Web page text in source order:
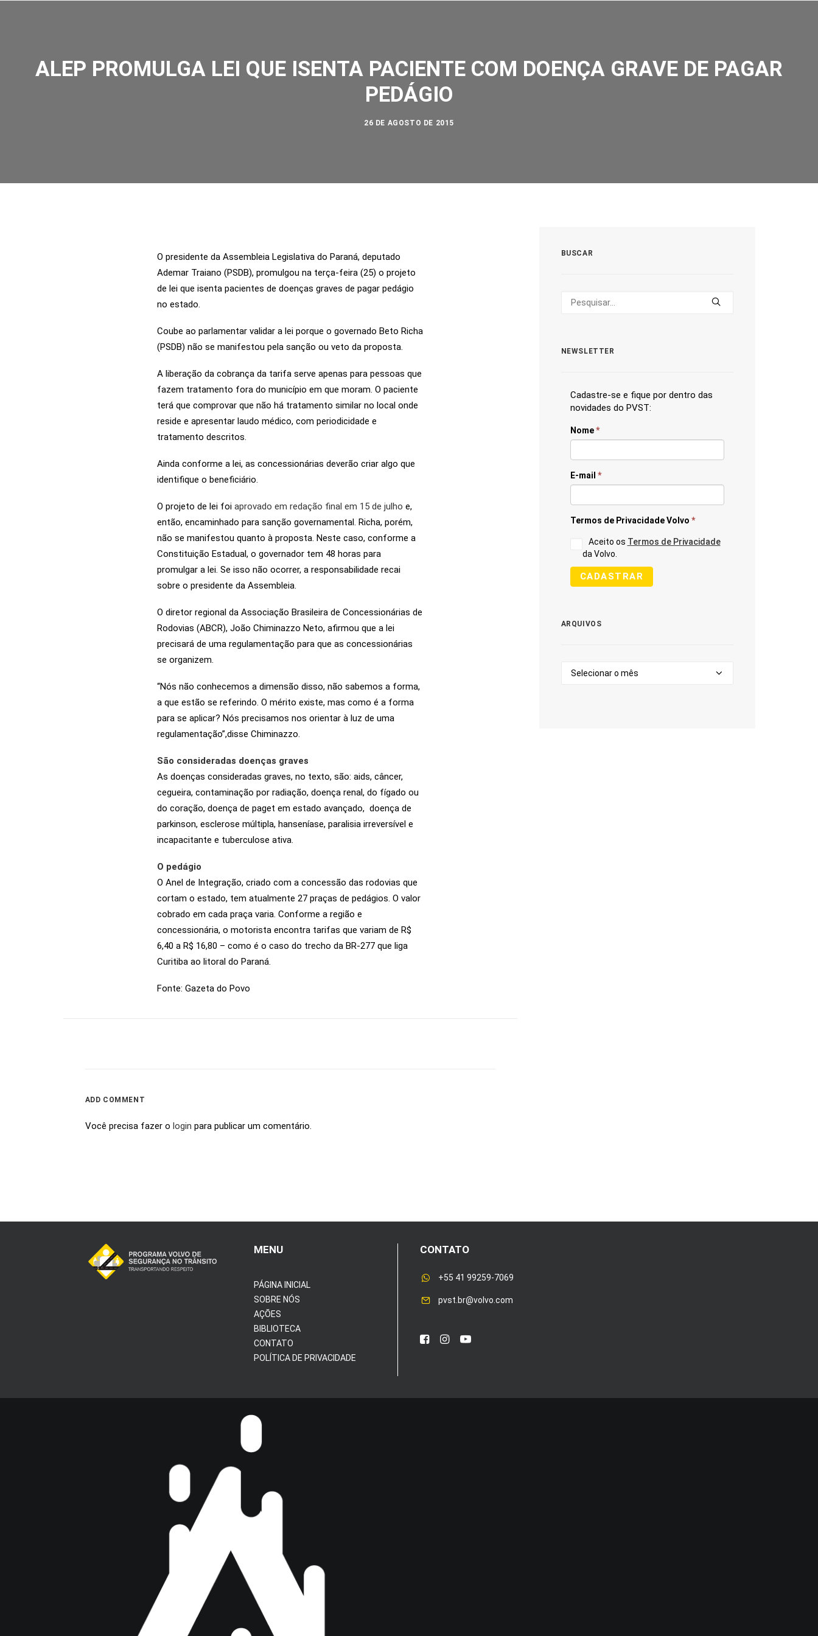
ALEP PROMULGA LEI QUE ISENTA PACIENTE COM DOENÇA GRAVE DE PAGAR
PEDÁGIO
26 DE AGOSTO DE 2015
O presidente da Assembleia Legislativa do Paraná, deputado
Ademar Traiano (PSDB), promulgou na terça-feira (25) o projeto
de lei que isenta pacientes de doenças graves de pagar pedágio
no estado.
Coube ao parlamentar validar a lei porque o governado Beto Richa
(PSDB) não se manifestou pela sanção ou veto da proposta.
A liberação da cobrança da tarifa serve apenas para pessoas que
fazem tratamento fora do município em que moram. O paciente
terá que comprovar que não há tratamento similar no local onde
reside e apresentar laudo médico, com periodicidade e
tratamento descritos.
Ainda conforme a lei, as concessionárias deverão criar algo que
identifique o beneficiário.
O projeto de lei foi aprovado em redação final em 15 de julho e,
então, encaminhado para sanção governamental. Richa, porém,
não se manifestou quanto à proposta. Neste caso, conforme a
Constituição Estadual, o governador tem 48 horas para
promulgar a lei. Se isso não ocorrer, a responsabilidade recai
sobre o presidente da Assembleia.
O diretor regional da Associação Brasileira de Concessionárias de
Rodovias (ABCR), João Chiminazzo Neto, afirmou que a lei
precisará de uma regulamentação para que as concessionárias
se organizem.
“Nós não conhecemos a dimensão disso, não sabemos a forma,
a que estão se referindo. O mérito existe, mas como é a forma
para se aplicar? Nós precisamos nos orientar à luz de uma
regulamentação”,disse Chiminazzo.
São consideradas doenças graves
As doenças consideradas graves, no texto, são: aids, câncer,
cegueira, contaminação por radiação, doença renal, do fígado ou
do coração, doença de paget em estado avançado, doença de
parkinson, esclerose múltipla, hanseníase, paralisia irreversível e
incapacitante e tuberculose ativa.
O pedágio
O Anel de Integração, criado com a concessão das rodovias que
cortam o estado, tem atualmente 27 praças de pedágios. O valor
cobrado em cada praça varia. Conforme a região e
concessionária, o motorista encontra tarifas que variam de R$
6,40 a R$ 16,80 – como é o caso do trecho da BR-277 que liga
Curitiba ao litoral do Paraná.
Fonte: Gazeta do Povo
ADD COMMENT
Você precisa fazer o login para publicar um comentário.
BUSCAR
NEWSLETTER
Cadastre-se e fique por dentro das
novidades do PVST:
Nome*
E-mail *
Termos de Privacidade Volvo *
Aceito os Termos de Privacidade
da Volvo.
CADASTRAR
ARQUIVOS
Arquivos
MENU
PÁGINA INICIAL
SOBRE NÓS
AÇÕES
BIBLIOTECA
CONTATO
POLÍTICA DE PRIVACIDADE
CONTATO
+55 41 99259-7069
pvst.br@volvo.com